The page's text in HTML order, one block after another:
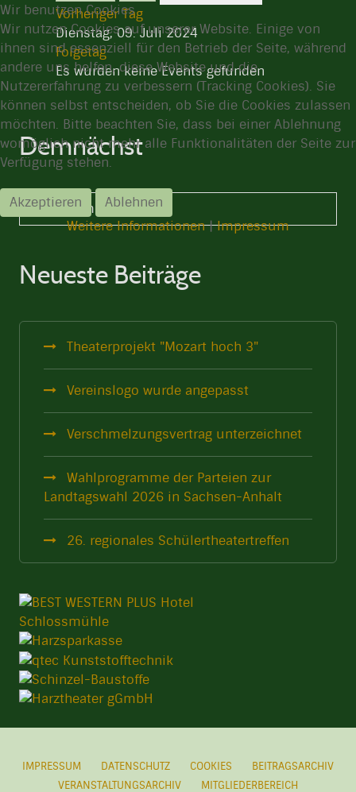
Vorheriger Tag
Dienstag, 09. Juli 2024
Folgetag
Es wurden keine Events gefunden
Demnächst
Keine Termine
Neueste Beiträge
Theaterprojekt "Mozart hoch 3"
Vereinslogo wurde angepasst
Verschmelzungsvertrag unterzeichnet
Wahlprogramme der Parteien zur
Landtagswahl 2026 in Sachsen-Anhalt
26. regionales Schülertheatertreffen
IMPRESSUM DATENSCHUTZ COOKIES
BEITRAGSARCHIV
VERANSTALTUNGSARCHIV
MITGLIEDERBEREICH
Wir benutzen Cookies
Wir nutzen Cookies auf unserer Website. Einige von
ihnen sind essenziell für den Betrieb der Seite, während
andere uns helfen, diese Website und die
Nutzererfahrung zu verbessern (Tracking Cookies). Sie
können selbst entscheiden, ob Sie die Cookies zulassen
möchten. Bitte beachten Sie, dass bei einer Ablehnung
womöglich nicht mehr alle Funktionalitäten der Seite zur
Verfügung stehen.
Akzeptieren
Ablehnen
Weitere Informationen|Impressum